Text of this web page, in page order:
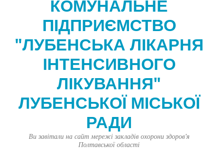
КОМУНАЛЬНЕ
ПІДПРИЄМСТВО
"ЛУБЕНСЬКА ЛІКАРНЯ
ІНТЕНСИВНОГО
ЛІКУВАННЯ"
ЛУБЕНСЬКОЇ МІСЬКОЇ
РАДИ
Ви завітали на сайт мережі закладів охорони здоров'я
Полтавської області